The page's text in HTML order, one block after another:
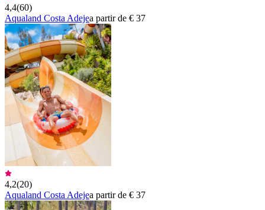
4,4(60)
Aqualand Costa Adejea partir de € 37
4,2(20)
Aqualand Costa Adejea partir de € 37